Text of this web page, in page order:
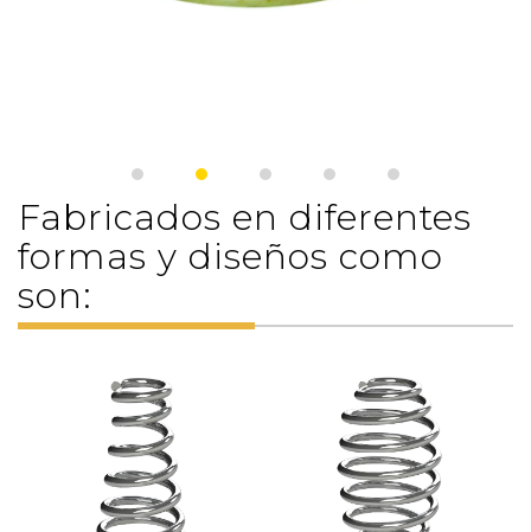
Fabricados en diferentes
formas y diseños como
son: